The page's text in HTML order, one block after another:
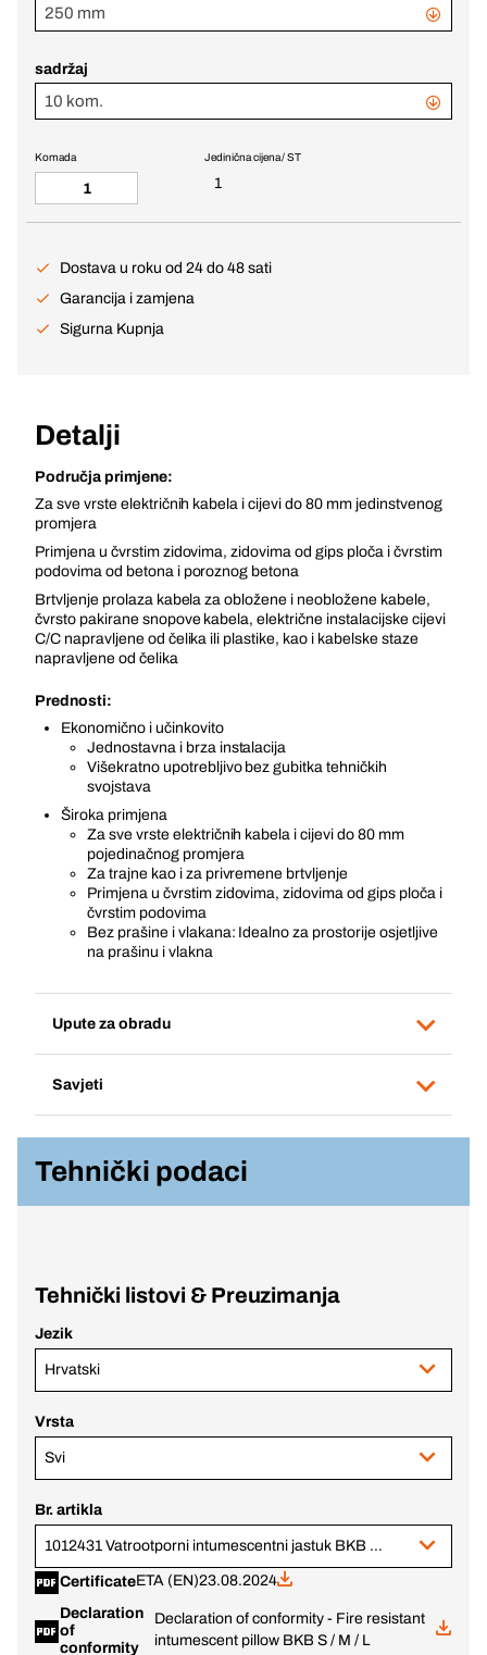
250 mm
sadržaj
10 kom.
Jedinična cijena / ST
1
Komada
Dostava u roku od 24 do 48 sati
Garancija i zamjena
Sigurna Kupnja
Detalji
Područja primjene:
Za sve vrste električnih kabela i cijevi do 80 mm jedinstvenog
promjera
Primjena u čvrstim zidovima, zidovima od gips ploča i čvrstim
podovima od betona i poroznog betona
Brtvljenje prolaza kabela za obložene i neobložene kabele,
čvrsto pakirane snopove kabela, električne instalacijske cijevi
C/C napravljene od čelika ili plastike, kao i kabelske staze
napravljene od čelika
Prednosti:
Ekonomično i učinkovito
Jednostavna i brza instalacija
Višekratno upotrebljivo bez gubitka tehničkih
svojstava
Široka primjena
Za sve vrste električnih kabela i cijevi do 80 mm
pojedinačnog promjera
Za trajne kao i za privremene brtvljenje
Primjena u čvrstim zidovima, zidovima od gips ploča i
čvrstim podovima
Bez prašine i vlakana: Idealno za prostorije osjetljive
na prašinu i vlakna
Upute za obradu
Savjeti
Tehnički podaci
Tehnički listovi & Preuzimanja
Jezik
Hrvatski
Vrsta
Svi
Br. artikla
1012431 Vatrootporni intumescentni jastuk BKB Premium
CertificateETA (EN)23.08.2024
Declaration
of
conformity
Declaration of conformity - Fire resistant
intumescent pillow BKB S / M / L